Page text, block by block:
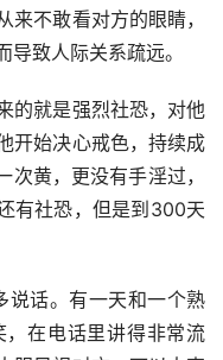
不敢看对方的眼睛，
致人际关系疏远。
的就是强烈社恐，对他
开始决心戒色，持续成
黄，更没有手淫过，
有社恐，但是到300天
说话。有一天和一个熟
在电话里讲得非常流